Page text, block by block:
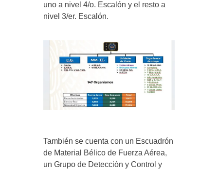
uno a nivel 4/o. Escalón y el resto a
nivel 3/er. Escalón.
También se cuenta con un Escuadrón
de Material Bélico de Fuerza Aérea,
un Grupo de Detección y Control y